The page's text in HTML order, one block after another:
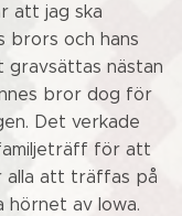
att jag ska
brors och hans
gravsättas nästan
bror dog för
Det verkade
för att
alla att träffas på
hörnet av Iowa.